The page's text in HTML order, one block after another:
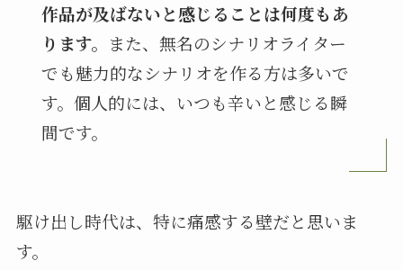
作品が及ばないと感じることは何度もあ
ります。 また、無名のシナリオライター
でも魅力的なシナリオを作る方は多いで
す。個人的には、いつも辛いと感じる瞬
間です。
駆け出し時代は、特に痛感する壁だと思いま
す。